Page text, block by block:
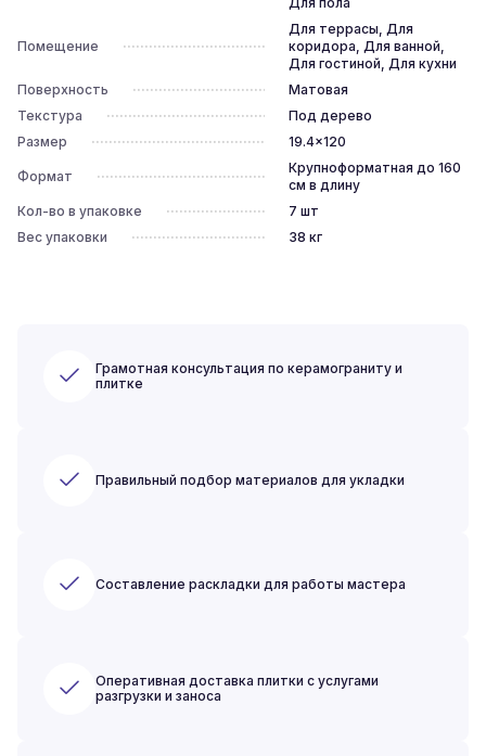
Помещение
Для террасы, Для
коридора, Для ванной,
Для гостиной, Для кухни
Поверхность
Матовая
Текстура
Под дерево
Размер
19.4x120
Формат
Крупноформатная до 160
см в длину
Кол-во в упаковке
7 шт
Вес упаковки
38 кг
Грамотная консультация по керамограниту и
плитке
Правильный подбор материалов для укладки
Составление раскладки для работы мастера
Оперативная доставка плитки с услугами
разгрузки и заноса